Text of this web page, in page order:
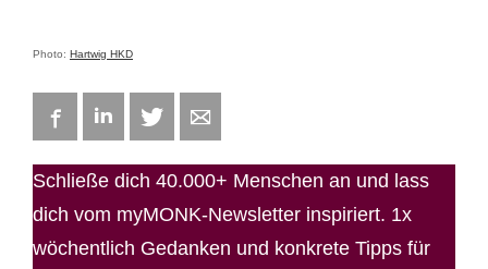
Photo: Hartwig HKD
FacebookLinkedIn Twitter
Schließe dich 40.000+ Menschen an und lass
dich vom myMONK-Newsletter inspiriert. 1x
wöchentlich Gedanken und konkrete Tipps für